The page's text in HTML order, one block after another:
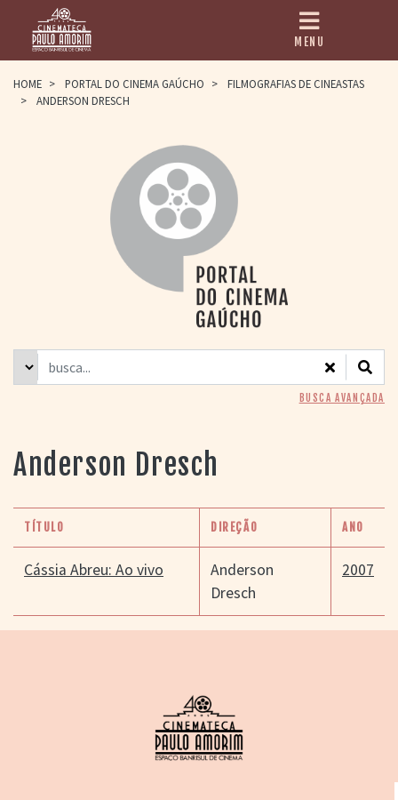
HOME
PAULO AMORIM
> HOMENAGEADOS
> EQUIPE
> ASSOCIAÇÃO DOS
> BIBLIOTECA
ROMEU GRIMALDI
> GRADE SEMANAL
> PREÇOS E
DESCONTOS
PORTAL DO
CINEMA GAÚCHO
> LISTA DE FILMES
> FILMOGRAFIAS DE
CINEASTAS
> BIBLIOGRAFIAS
MENU
HOME > PORTAL DO CINEMA GAÚCHO >
FILMOGRAFIAS DE CINEASTAS
>
ANDERSON DRESCH
BUSCA AVANÇADA
Anderson Dresch
TÍTULO DIREÇÃO ANO
Cássia Abreu: Ao vivo
Anderson
Dresch
2007